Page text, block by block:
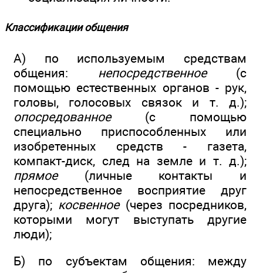
Классификации общения
А) по используемым средствам
общения: непосредственное(с
помощью естественных органов - рук,
головы, голосовых связок и т. д.);
опосредованное(с помощью
специально приспособленных или
изобретенных средств - газета,
компакт-диск, след на земле и т. д.);
прямое(личные контакты и
непосредственное восприятие друг
друга); косвенное(через посредников,
которыми могут выступать другие
люди);
Б) по субъектам общения: между